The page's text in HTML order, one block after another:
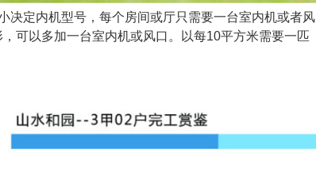
决定内机型号，每个房间或厅只需要一台室内机或者风
可以多加一台室内机或风口。以每10平方米需要一匹